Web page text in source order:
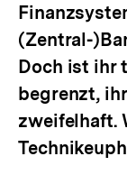
(Zentral-
Doch ist ihr
begrenzt,
zweifelhaft.